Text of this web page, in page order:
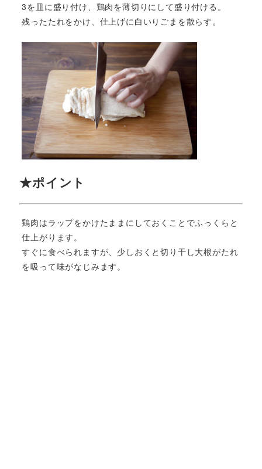
3を皿に盛り付け、鶏肉を薄切りにして盛り付ける。
残ったたれをかけ、仕上げに白いりごまを散らす。
★ポイント
鶏肉はラップをかけたままにしておくことでふっくらと
仕上がります。
すぐに食べられますが、少しおくと切り干し大根がたれ
を吸って味がなじみます。